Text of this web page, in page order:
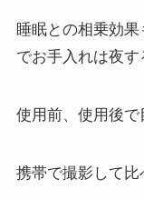
睡眠との相乗効
でお手入れは夜す
使用前、使用後で
携帯で撮影して比